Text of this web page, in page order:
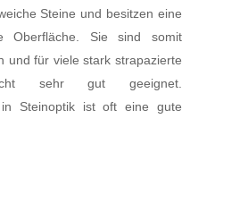
Steine und besitzen eine
Oberfläche. Sie sind somit
und für viele stark strapazierte
sehr gut geeignet.
in Steinoptik ist oft eine gute